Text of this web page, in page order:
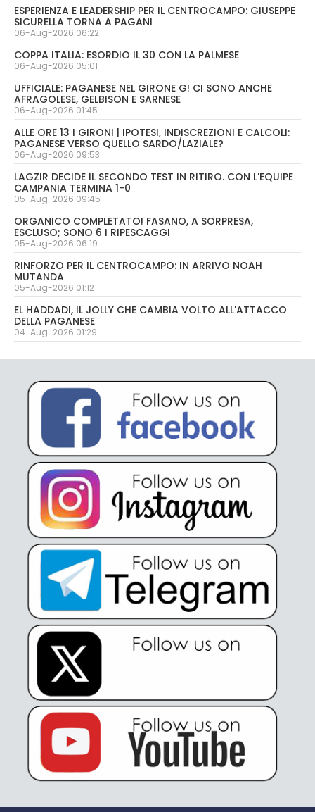
ESPERIENZA E LEADERSHIP PER IL CENTROCAMPO: GIUSEPPE
SICURELLA TORNA A PAGANI
06-Aug-2026 06:22
COPPA ITALIA: ESORDIO IL 30 CON LA PALMESE
06-Aug-2026 05:01
UFFICIALE: PAGANESE NEL GIRONE G! CI SONO ANCHE
AFRAGOLESE, GELBISON E SARNESE
06-Aug-2026 01:45
ALLE ORE 13 I GIRONI | IPOTESI, INDISCREZIONI E CALCOLI:
PAGANESE VERSO QUELLO SARDO/LAZIALE?
06-Aug-2026 09:53
LAGZIR DECIDE IL SECONDO TEST IN RITIRO. CON L'EQUIPE
CAMPANIA TERMINA 1-0
05-Aug-2026 09:45
ORGANICO COMPLETATO! FASANO, A SORPRESA,
ESCLUSO; SONO 6 I RIPESCAGGI
05-Aug-2026 06:19
RINFORZO PER IL CENTROCAMPO: IN ARRIVO NOAH
MUTANDA
05-Aug-2026 01:12
EL HADDADI, IL JOLLY CHE CAMBIA VOLTO ALL'ATTACCO
DELLA PAGANESE
04-Aug-2026 01:29